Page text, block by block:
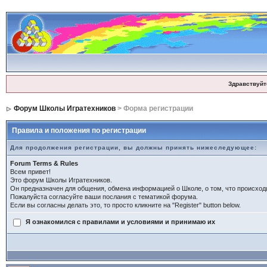
Форум Школы Игратехников> Форма регистрации
Правила и положения по регистрации
Для продолжения регистрации, вы должны принять нижеследующее:
Forum Terms & Rules
Всем привет!
Это форум Школы Игратехников.
Он предназначен для общения, обмена информацией о Школе, о том, что
Пожалуйста согласуйте ваши послания с тематикой форума.
Если вы согласны делать это, то просто кликните на "Register" button below.
Я ознакомился с правилами и условиями и принимаю их